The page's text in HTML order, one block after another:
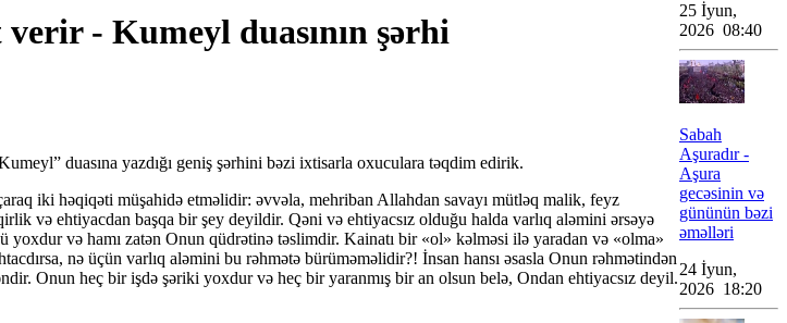
- Kumeyl duasının şərhi
duasına yazdığı geniş şərhini bəzi ixtisarla oxuculara təqdim edirik.
iki həqiqəti müşahidə etməlidir: əvvəla, mehriban Allahdan savayı mütləq malik, feyz
və ehtiyacdan başqa bir şey deyildir. Qəni və ehtiyacsız olduğu halda varlıq aləmini ərsəyə
və hamı zatən Onun qüdrətinə təslimdir. Kainatı bir «ol» kəlməsi ilə yaradan və «olma»
nə üçün varlıq aləmini bu rəhmətə bürüməməlidir?! İnsan hansı əsasla Onun rəhmətindən
Onun heç bir işdə şəriki yoxdur və heç bir yaranmış bir an olsun belə, Ondan ehtiyacsız deyil.
25 İyun,
2026 08:40
Sabah
Aşuradır -
Aşura
gecəsinin və
gününün bəzi
əməlləri
24 İyun,
2026 18:20